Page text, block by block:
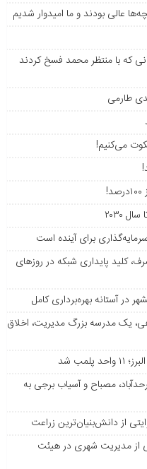
عالی بودند و ما امیدوار شدیم
که با منتظر محمد فسخ کردند
طارمی
می‌کنیم!
برای آینده است
کلید پایداری شبکه در روزهای
یک مدرسه بزرگ مدیریت، اخلاق
شد
مصباح و آسیاب برجی به
از دانش‌بنیان‌ترین زراعت
مدیریت شهری در هیئت